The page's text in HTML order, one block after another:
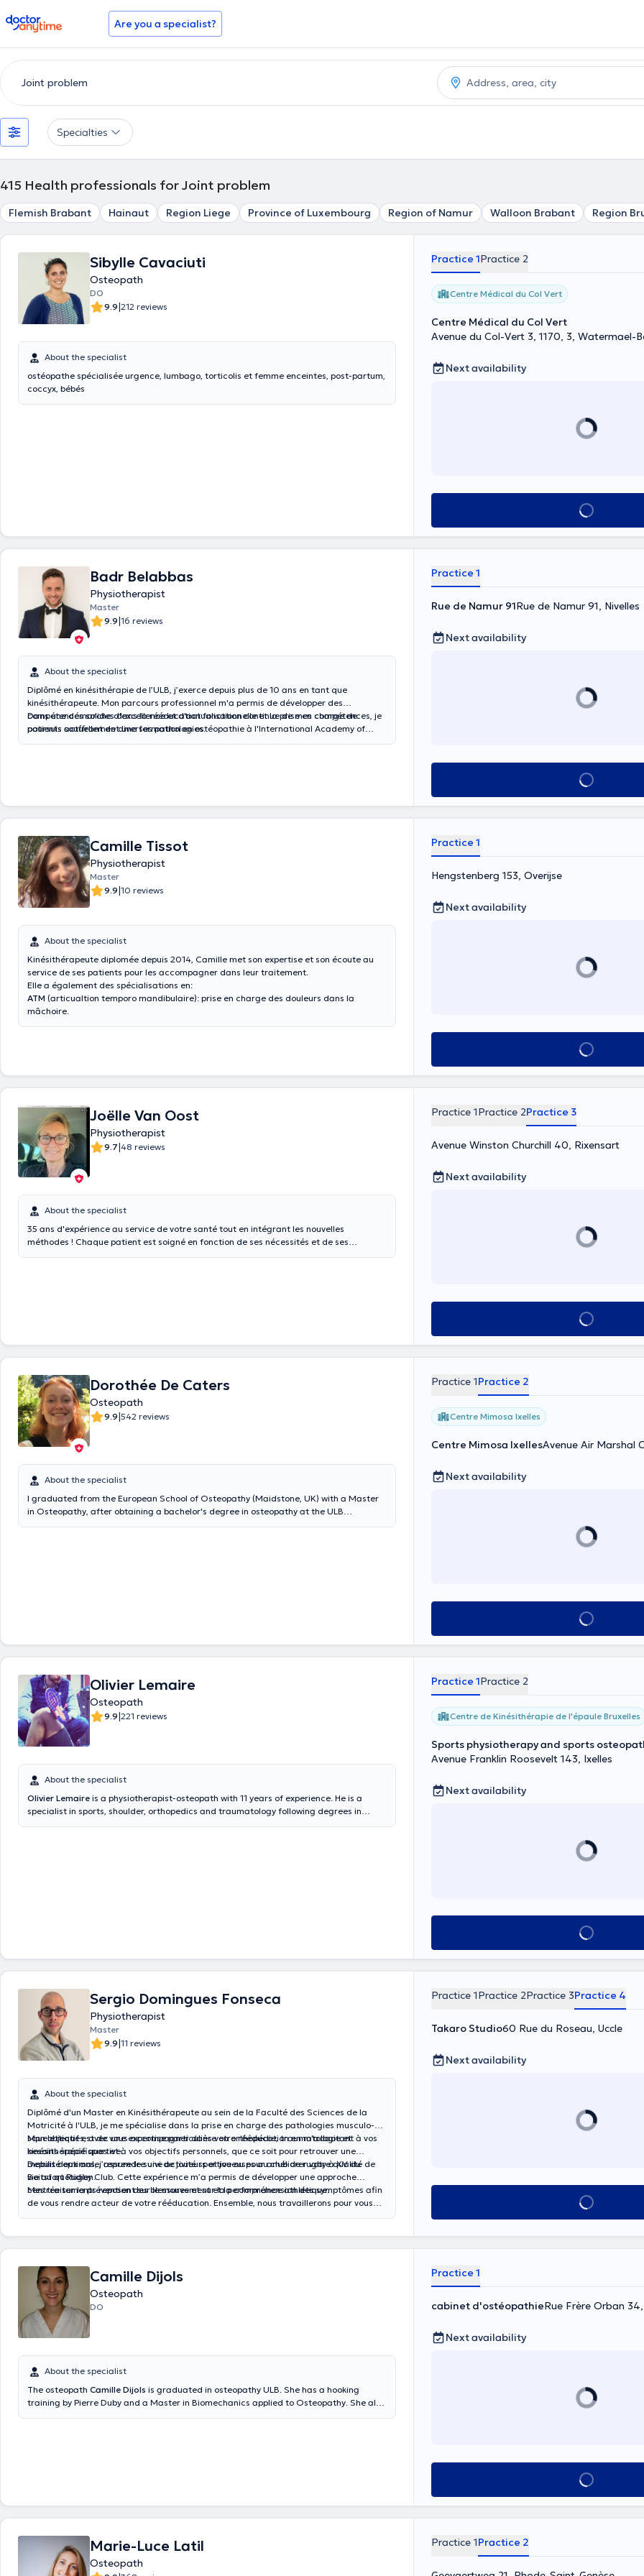
doctoranytime Are you a specialist?
Specialties
415 Health professionals for Joint problem
Flemish Brabant Hainaut Region Liege Province of Luxembourg Region of Namur Walloon Brabant Region
Sibylle Cavaciuti
Osteopath
DO
9.9|212 reviews
About the specialist
ostéopathe spécialisée urgence, lumbago, torticolis et femme enceintes, post-partum,
coccyx, bébés
Practice 1Practice 2
Centre Médical du Col Vert
Centre Médical du Col Vert
Avenue du Col-Vert 3, 1170, 3, Watermael-
Next availability
See all
Badr Belabbas
Physiotherapist
Master
9.9|16 reviews
About the specialist
Diplômé en kinésithérapie de l’ULB, j’exerce depuis plus de 10 ans en tant que
kinésithérapeute. Mon parcours professionnel m'a permis de développer des
compétences solides dans la rééducation fonctionnelle et la prise en charge de
patients souffrant de diverses pathologies.
Dans une démarche d'excellence et d'actualisation continue de mes compétences, je
poursuis actuellement une formation en ostéopathie à l'International Academy of
Practice 1
Rue de Namur 91Rue de Namur 91, Nivelles
Next availability
See all
Camille Tissot
Physiotherapist
Master
9.9|10 reviews
About the specialist
Kinésithérapeute diplomée depuis 2014, Camille met son expertise et son écoute au
service de ses patients pour les accompagner dans leur traitement.
Elle a également des spécialisations en:
ATM (articualtion temporo mandibulaire): prise en charge des douleurs dans la
mâchoire.
Crochetage: méthode ciblé permettant de libérer les adhérences et tensions
musculaires.
Practice 1
Hengstenberg 153, Overijse
Next availability
See all
Joëlle Van Oost
Physiotherapist
9.7|48 reviews
About the specialist
35 ans d'expérience au service de votre santé tout en intégrant les nouvelles
méthodes ! Chaque patient est soigné en fonction de ses nécessités et de ses
Practice 1Practice 2Practice 3
Avenue Winston Churchill 40, Rixensart
Next availability
See all
Dorothée De Caters
Osteopath
9.9|542 reviews
About the specialist
I graduated from the European School of Osteopathy (Maidstone, UK) with a Master
in Osteopathy, after obtaining a bachelor's degree in osteopathy at the ULB
Practice 1Practice 2
Centre Mimosa Ixelles
Centre Mimosa IxellesAvenue Air Marshal
Next availability
See all
Olivier Lemaire
Osteopath
9.9|221 reviews
About the specialist
Olivier Lemaire is a physiotherapist-osteopath with 11 years of experience. He is a
specialist in sports, shoulder, orthopedics and traumatology following degrees in
Practice 1Practice 2
Centre de Kinésithérapie de l'épaule Bruxelles
Sports physiotherapy and sports
Avenue Franklin Roosevelt 143, Ixelles
Next availability
See all
Sergio Domingues Fonseca
Physiotherapist
Master
9.9|11 reviews
About the specialist
Diplômé d'un Master en Kinésithérapeute au sein de la Faculté des Sciences de la
Motricité à l'ULB, je me spécialise dans la prise en charge des pathologies musculo-
squelettiques, avec une expertise particulière en orthopédie, traumatologie et
kinésithérapie sportive.
Mon objectif est de vous accompagner dans votre rééducation en m'adaptant à vos
besoins spécifiques et à vos objectifs personnels, que ce soit pour retrouver une
mobilité optimale, reprendre une activité sportive ou pour améliorer votre qualité de
vie au quotidien.
Depuis deux ans, j’assure le suivi de joueurs et joueuses au club de rugby à XV du
Boitsfort Rugby Club. Cette expérience m’a permis de développer une approche
centrée sur la prévention des blessures et sur la performance athlétique.
Mes traitements reposent sur le mouvement et la compréhension des symptômes afin
de vous rendre acteur de votre rééducation. Ensemble, nous travaillerons pour vous
Practice 1Practice 2Practice 3Practice 4
Takaro Studio60 Rue du Roseau, Uccle
Next availability
See all
Camille Dijols
Osteopath
DO
About the specialist
The osteopath Camille Dijols is graduated in osteopathy ULB. She has a hooking
training by Pierre Duby and a Master in Biomechanics applied to Osteopathy. She also
Practice 1
cabinet d'ostéopathieRue Frère Orban
Next availability
See all
Marie-Luce Latil
Osteopath
Practice 1Practice 2